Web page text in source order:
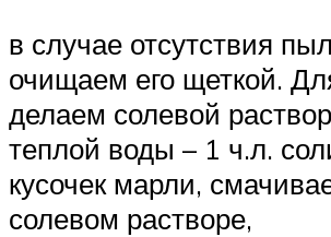
в случае отсутствия
очищаем его щеткой.
делаем солевой
теплой воды – 1 ч.л.
кусочек марли,
солевом растворе,